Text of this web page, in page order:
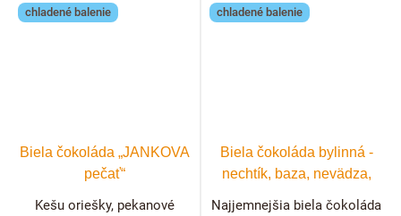
chladené balenie
Biela čokoláda „JANKOVA
pečať“
Kešu oriešky, pekanové
chladené balenie
Biela čokoláda bylinná -
nechtík, baza, nevädza,
Najjemnejšia biela čokoláda